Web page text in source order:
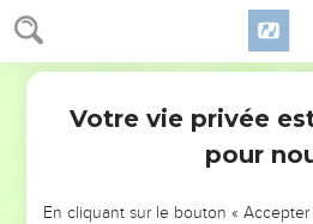
NE MANQUEZ PAS
Votre vie privée
pour
En cliquant sur le bouton «